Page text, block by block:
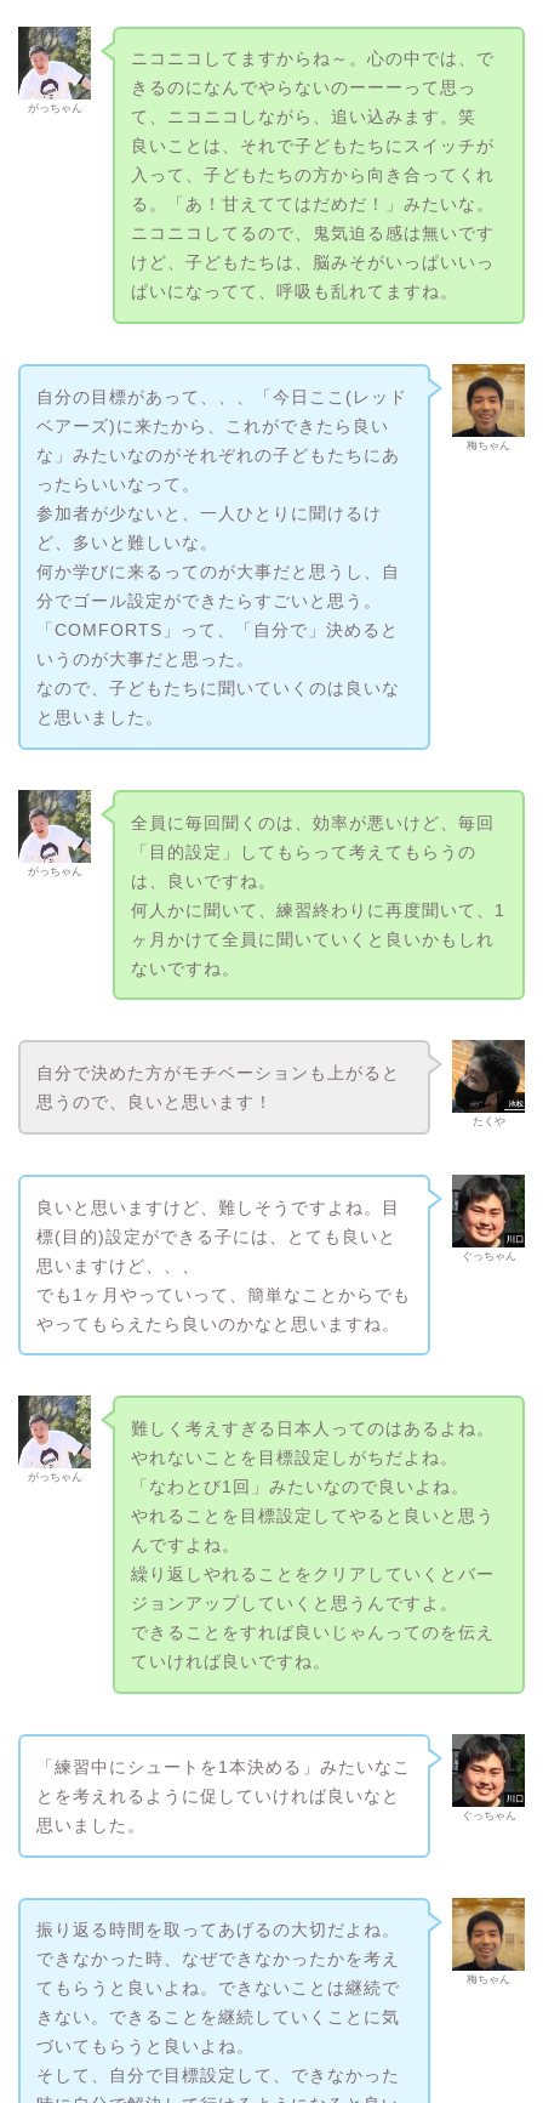
がっちゃん
ニコニコしてますからね～。心の中では、で
きるのになんでやらないのーーーって思っ
て、ニコニコしながら、追い込みます。笑
良いことは、それで子どもたちにスイッチが
入って、子どもたちの方から向き合ってくれ
る。「あ！甘えててはだめだ！」みたいな。
ニコニコしてるので、鬼気迫る感は無いです
けど、子どもたちは、脳みそがいっぱいいっ
ぱいになってて、呼吸も乱れてますね。
梅ちゃん
自分の目標があって、、、「今日ここ(レッド
ベアーズ)に来たから、これができたら良い
な」みたいなのがそれぞれの子どもたちにあ
ったらいいなって。
参加者が少ないと、一人ひとりに聞けるけ
ど、多いと難しいな。
何か学びに来るってのが大事だと思うし、自
分でゴール設定ができたらすごいと思う。
「COMFORTS」って、「自分で」決めると
いうのが大事だと思った。
なので、子どもたちに聞いていくのは良いな
と思いました。
がっちゃん
全員に毎回聞くのは、効率が悪いけど、毎回
「目的設定」してもらって考えてもらうの
は、良いですね。
何人かに聞いて、練習終わりに再度聞いて、1
ヶ月かけて全員に聞いていくと良いかもしれ
ないですね。
たくや
自分で決めた方がモチベーションも上がると
思うので、良いと思います！
ぐっちゃん
良いと思いますけど、難しそうですよね。目
標(目的)設定ができる子には、とても良いと
思いますけど、、、
でも1ヶ月やっていって、簡単なことからでも
やってもらえたら良いのかなと思いますね。
がっちゃん
難しく考えすぎる日本人ってのはあるよね。
やれないことを目標設定しがちだよね。
「なわとび1回」みたいなので良いよね。
やれることを目標設定してやると良いと思う
んですよね。
繰り返しやれることをクリアしていくとバー
ジョンアップしていくと思うんですよ。
できることをすれば良いじゃんってのを伝え
ていければ良いですね。
ぐっちゃん
「練習中にシュートを1本決める」みたいなこ
とを考えれるように促していければ良いなと
思いました。
梅ちゃん
振り返る時間を取ってあげるの大切だよね。
できなかった時、なぜできなかったかを考え
てもらうと良いよね。できないことは継続で
きない。できることを継続していくことに気
づいてもらうと良いよね。
そして、自分で目標設定して、できなかった